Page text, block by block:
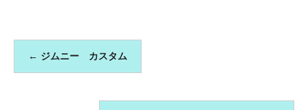
← ジムニー カスタム